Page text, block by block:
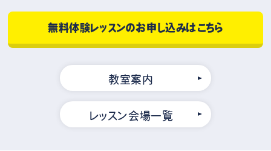
無料体験レッスンのお申し込みはこちら
教室案内
レッスン会場一覧